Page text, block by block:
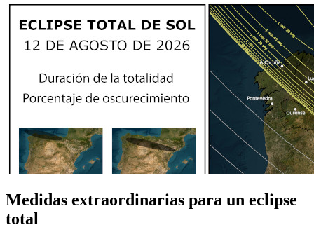
Medidas extraordinarias para un eclipse
total